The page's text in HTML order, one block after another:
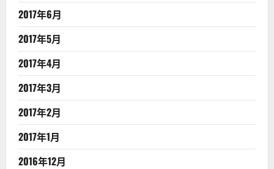
2017年6月
2017年5月
2017年4月
2017年3月
2017年2月
2017年1月
2016年12月